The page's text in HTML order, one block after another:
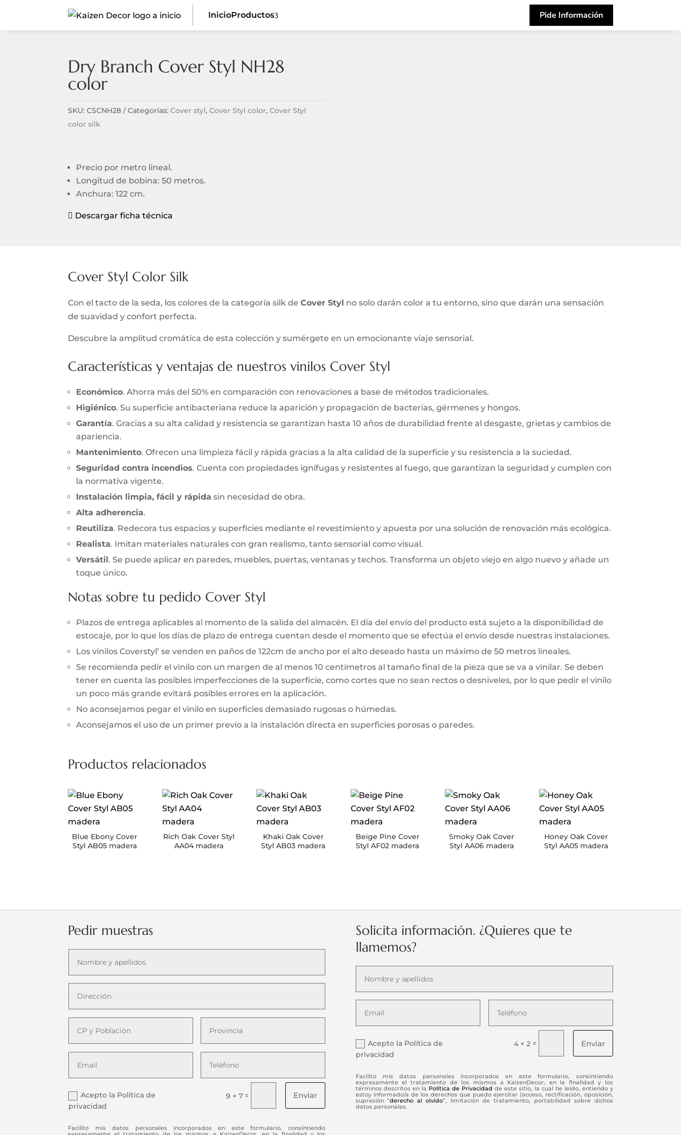
InicioProductos3 Pide Información
Dry Branch Cover Styl NH28
color
SKU:CSCNH28 Categorías:Cover styl,Cover Styl color,Cover Styl
color silk
Precio por metro lineal.
Longitud de bobina: 50 metros.
Anchura: 122 cm.
 Descargar ficha técnica
Cover Styl Color Silk
Con el tacto de la seda, los colores de la categoría silk deCover Styl no solo darán color a tu entorno, sino que darán una sensación
de suavidad y confort perfecta.
Descubre la amplitud cromática de esta colección y sumérgete en un emocionante viaje sensorial.
Características y ventajas de nuestros vinilos Cover Styl
Económico. Ahorra más del 50% en comparación con renovaciones a base de métodos tradicionales.
Higiénico. Su superficie antibacteriana reduce la aparición y propagación de bacterias, gérmenes y hongos.
Garantía. Gracias a su alta calidad y resistencia se garantizan hasta 10 años de durabilidad frente al desgaste, grietas y cambios de
apariencia.
Mantenimiento. Ofrecen una limpieza fácil y rápida gracias a la alta calidad de la superficie y su resistencia a la suciedad.
Seguridad contra incendios. Cuenta con propiedades ignífugas y resistentes al fuego, que garantizan la seguridad y cumplen con
la normativa vigente.
Instalación limpia, fácil y rápida sin necesidad de obra.
Alta adherencia.
Reutiliza. Redecora tus espacios y superficies mediante el revestimiento y apuesta por una solución de renovación más ecológica.
Realista. Imitan materiales naturales con gran realismo, tanto sensorial como visual.
Versátil . Se puede aplicar en paredes, muebles, puertas, ventanas y techos. Transforma un objeto viejo en algo nuevo y añade un
toque único.
Notas sobre tu pedido Cover Styl
Plazos de entrega aplicables al momento de la salida del almacén. El día del envío del producto está sujeto a la disponibilidad de
estocaje, por lo que los días de plazo de entrega cuentan desde el momento que se efectúa el envío desde nuestras instalaciones.
Los vinilos Coverstyl’ se venden en paños de 122cm de ancho por el alto deseado hasta un máximo de 50 metros lineales.
Se recomienda pedir el vinilo con un margen de al menos 10 centímetros al tamaño final de la pieza que se va a vinilar. Se deben
tener en cuenta las posibles imperfecciones de la superficie, como cortes que no sean rectos o desniveles, por lo que pedir el vinilo
un poco más grande evitará posibles errores en la aplicación.
No aconsejamos pegar el vinilo en superficies demasiado rugosas o húmedas.
Aconsejamos el uso de un primer previo a la instalación directa en superficies porosas o paredes.
Productos relacionados
Blue Ebony Cover
Styl AB05 madera
Rich Oak Cover Styl
AA04 madera
Khaki Oak Cover
Styl AB03 madera
Beige Pine Cover
Styl AF02 madera
Smoky Oak Cover
Styl AA06 madera
Honey Oak Cover
Styl AA05 madera
Pedir muestras
Acepto la Política de
privacidad
9 + 7 = Enviar
Facilito mis datos personales incorporados en este formulario, consintiendo
Solicita información. ¿Quieres que te
llamemos?
Acepto la Política de
privacidad
4 + 2 = Enviar
Facilito mis datos personales incorporados en este formulario, consintiendo
expresamente el tratamiento de los mismos a KaizenDecor, en la finalidad y los
términos descritos en la Política de Privacidad de este sitio, la cual he leído, entiendo y
estoy informado/a de los derechos que puedo ejercitar (acceso, rectificación, oposición,
supresión “derecho al olvido”, limitación de tratamiento, portabilidad sobre dichos
datos personales.